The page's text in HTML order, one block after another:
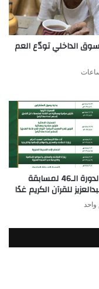
الداخلي تودّع العم
انطلاق الدورة الـ46 لمسابقة
للقرآن الكريم غدًا
واحد